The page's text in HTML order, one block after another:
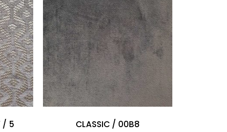
/ 5 CLASSIC / 00B8